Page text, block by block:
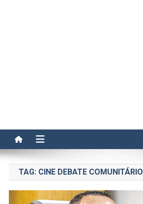
TAG: CINE DEBATE COMUNITÁRIO